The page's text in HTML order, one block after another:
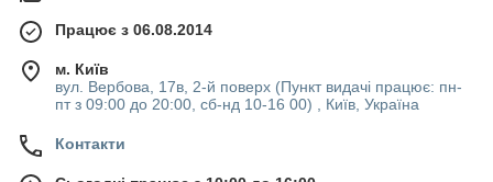
Працює з 06.08.2014
м. Київ
вул. Вербова, 17в, 2-й поверх (Пункт видачі працює: пн-
пт з 09:00 до 20:00, сб-нд 10-16 00) , Київ, Україна
Контакти